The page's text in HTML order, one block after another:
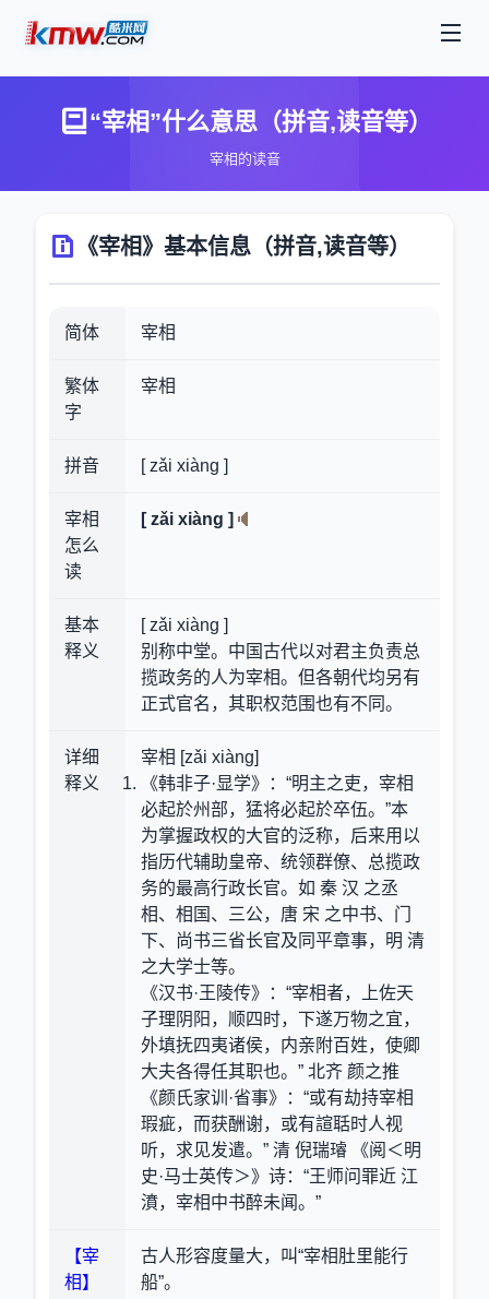
“宰相”什么意思（拼音,读音等）
宰相的读音
《宰相》基本信息（拼音,读音等）
简体 宰相
繁体
字
宰相
拼音 [ zǎi xiàng ]
宰相
怎么
读
[ zǎi xiàng ]
基本
释义
[ zǎi xiàng ]
别称中堂。中国古代以对君主负责总
揽政务的人为宰相。但各朝代均另有
正式官名，其职权范围也有不同。
详细
释义
宰相 [zǎi xiàng]
《韩非子·显学》：“明主之吏，宰相
必起於州部，猛将必起於卒伍。”本
为掌握政权的大官的泛称，后来用以
指历代辅助皇帝、统领群僚、总揽政
务的最高行政长官。如 秦 汉 之丞
相、相国、三公，唐 宋 之中书、门
下、尚书三省长官及同平章事，明 清
之大学士等。
《汉书·王陵传》：“宰相者，上佐天
子理阴阳，顺四时，下遂万物之宜，
外填抚四夷诸侯，内亲附百姓，使卿
大夫各得任其职也。” 北齐 颜之推
《颜氏家训·省事》：“或有劫持宰相
瑕疵，而获酬谢，或有諠聒时人视
听，求见发遣。” 清 倪瑞璿 《阅＜明
史·马士英传＞》诗：“王师问罪近 江
濆，宰相中书醉未闻。”
【宰
相】
古人形容度量大，叫“宰相肚里能行
船”。